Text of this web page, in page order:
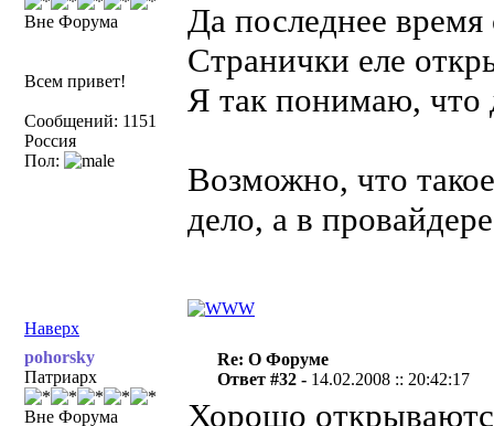
Вне Форума
Всем привет!
Сообщений: 1151
Россия
Пол:
Да последнее
Странички еле
Я так понимаю, что
Возможно, что
дело, а в
Наверх
pohorsky
Патриарх
Вне Форума
Re: О Форуме
Ответ #32 - 14.02.2008 :: 20:42:17
Хорошо